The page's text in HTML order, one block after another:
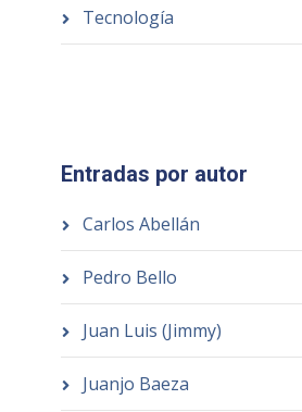
Tecnología
Entradas por autor
Carlos Abellán
Pedro Bello
Juan Luis (Jimmy)
Juanjo Baeza